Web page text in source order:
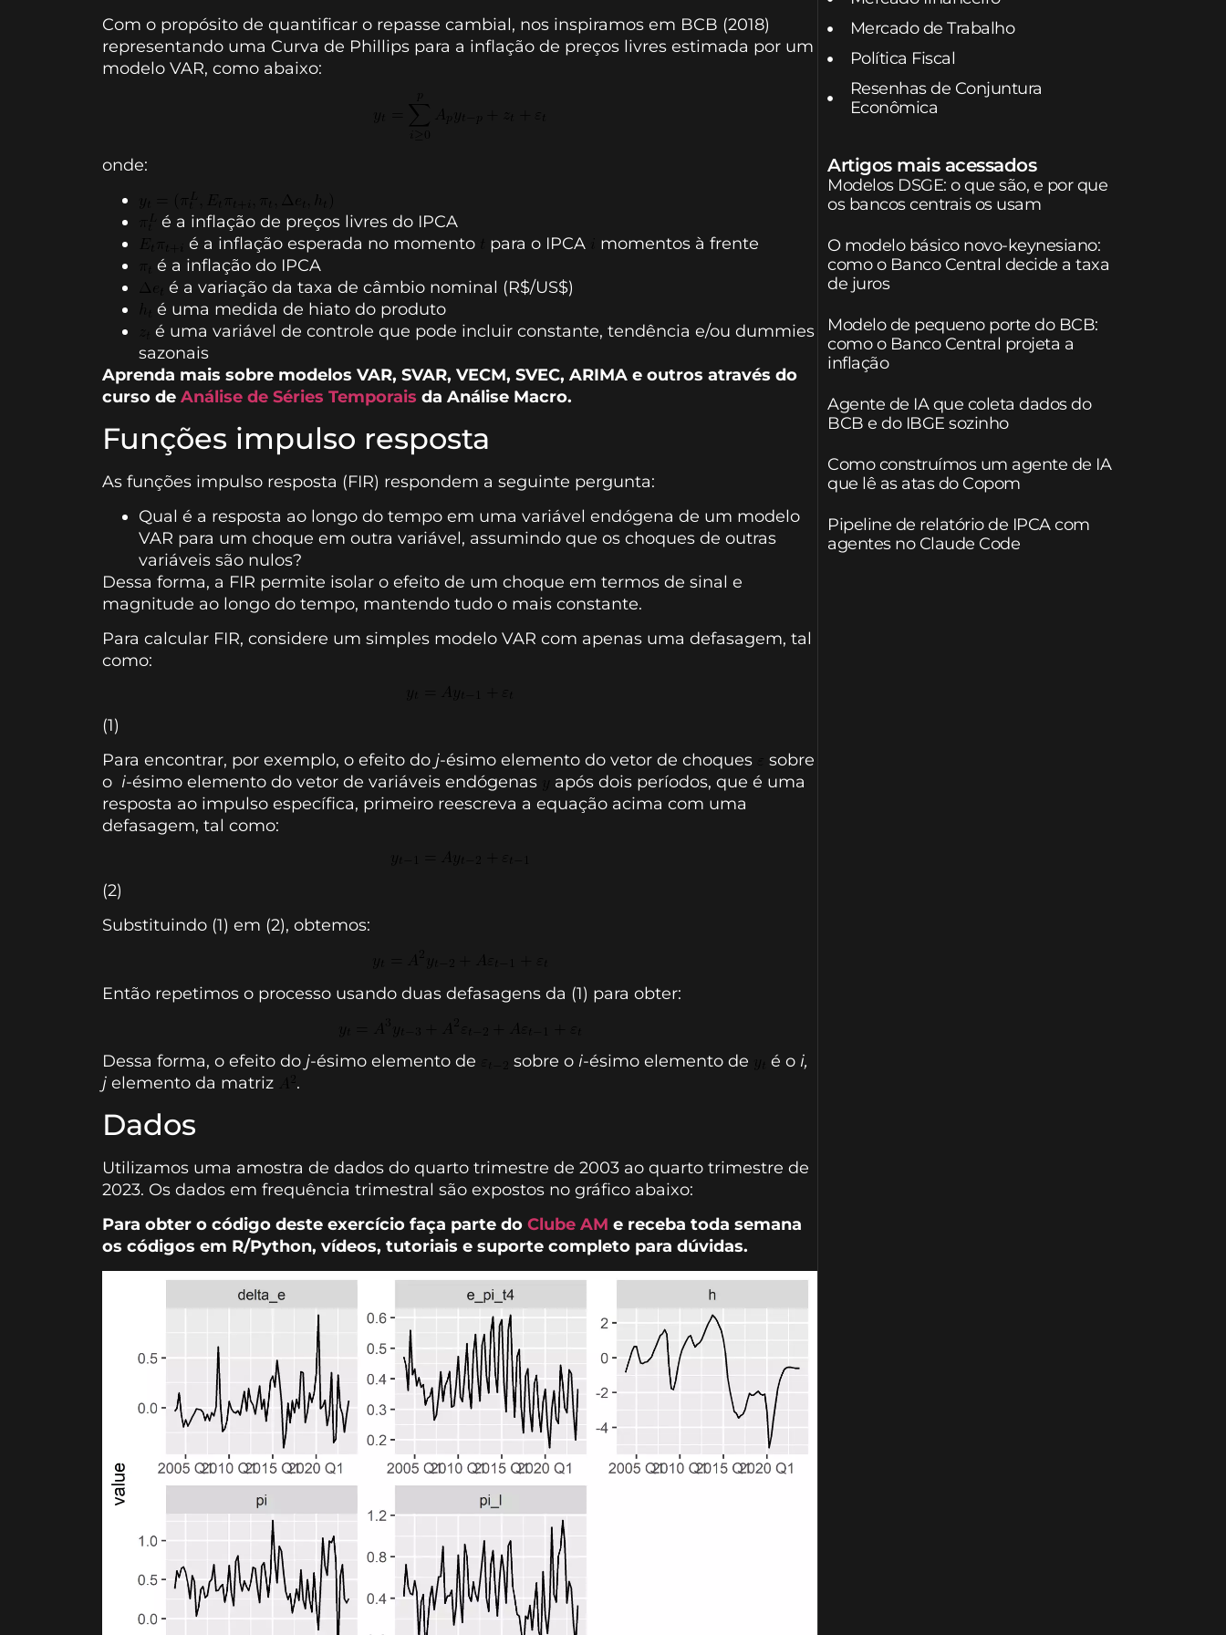
Com o propósito de quantificar o repasse cambial, nos inspiramos em BCB (2018)
representando uma Curva de Phillips para a inflação de preços livres estimada por um
modelo VAR, como abaixo:
onde:
é a inflação de preços livres do IPCA
é a inflação esperada no momento
para o IPCA
momentos à frente
é a inflação do IPCA
é a variação da taxa de câmbio nominal (R$/US$)
é uma medida de hiato do produto
é uma variável de controle que pode incluir constante, tendência e/ou dummies
sazonais
Aprenda mais sobre modelos VAR, SVAR, VECM, SVEC, ARIMA e outros através do
curso de Análise de Séries Temporais da Análise Macro.
Funções impulso resposta
As funções impulso resposta (FIR) respondem a seguinte pergunta:
Qual é a resposta ao longo do tempo em uma variável endógena de um modelo
VAR para um choque em outra variável, assumindo que os choques de outras
variáveis são nulos?
Dessa forma, a FIR permite isolar o efeito de um choque em termos de sinal e
magnitude ao longo do tempo, mantendo tudo o mais constante.
Para calcular FIR, considere um simples modelo VAR com apenas uma defasagem, tal
como:
(1)
Para encontrar, por exemplo, o efeito do j-ésimo elemento do vetor de choques
sobre
o i-ésimo elemento do vetor de variáveis endógenas
após dois períodos, que é uma
resposta ao impulso específica, primeiro reescreva a equação acima com uma
defasagem, tal como:
(2)
Substituindo (1) em (2), obtemos:
Então repetimos o processo usando duas defasagens da (1) para obter:
Dessa forma, o efeito do j-ésimo elemento de sobre o i-ésimo elemento de é o i,
j elemento da matriz .
Dados
Utilizamos uma amostra de dados do quarto trimestre de 2003 ao quarto trimestre de
2023. Os dados em frequência trimestral são expostos no gráfico abaixo:
Para obter o código deste exercício faça parte do Clube AM e receba toda semana
os códigos em R/Python, vídeos, tutoriais e suporte completo para dúvidas.
Mercado de Trabalho
Política Fiscal
Resenhas de Conjuntura
Econômica
Artigos mais acessados
Modelos DSGE: o que são, e por que
os bancos centrais os usam
O modelo básico novo-keynesiano:
como o Banco Central decide a taxa
de juros
Modelo de pequeno porte do BCB:
como o Banco Central projeta a
inflação
Agente de IA que coleta dados do
BCB e do IBGE sozinho
Como construímos um agente de IA
que lê as atas do Copom
Pipeline de relatório de IPCA com
agentes no Claude Code